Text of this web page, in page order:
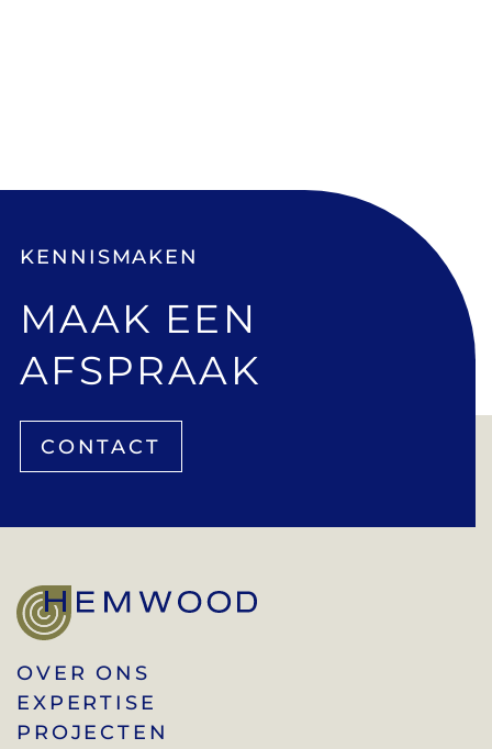
KENNISMAKEN
MAAK EEN
AFSPRAAK
CONTACT
OVER ONS
EXPERTISE
PROJECTEN